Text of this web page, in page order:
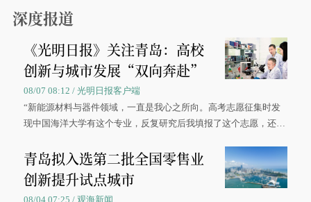
深度报道
《光明日报》关注青岛：高校
创新与城市发展“双向奔赴”
08/07 08:12 / 光明日报客户端
“新能源材料与器件领域，一直是我心之所向。高考志愿征集时发
现中国海洋大学有这个专业，反复研究后我填报了这个志愿，还真
大学材料科学与工程学院材料类专业的录取通知书。
青岛拟入选第二批全国零售业
创新提升试点城市
08/04 07:25 / 观海新闻